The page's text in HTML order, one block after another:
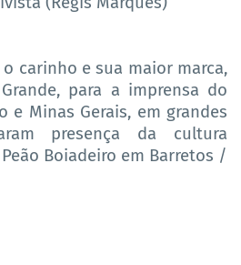
carinho e sua maior marca,
para a imprensa do
e Minas Gerais, em grandes
presença da cultura
Boiadeiro em Barretos /